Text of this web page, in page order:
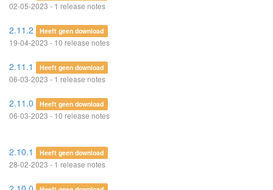
02-05-2023 - 1 release notes
2.11.2 Heeft geen download
19-04-2023 - 10 release notes
2.11.1 Heeft geen download
06-03-2023 - 1 release notes
2.11.0 Heeft geen download
06-03-2023 - 10 release notes
2.10.1 Heeft geen download
28-02-2023 - 1 release notes